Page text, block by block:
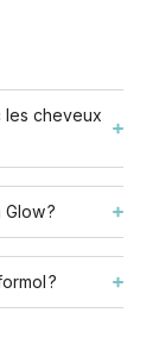
les cheveux
?
?